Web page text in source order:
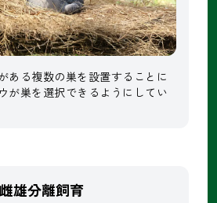
ある複数の巣を設置することに
が巣を選択できるようにしてい
雌雄分離飼育